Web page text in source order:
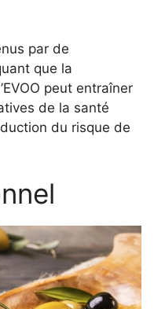
par de
que la
peut entraîner
de la santé
du risque de